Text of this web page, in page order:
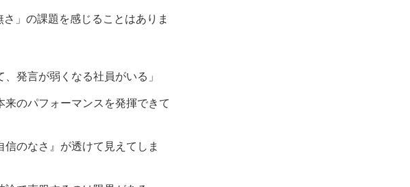
」の課題を感じることはありま
発言が弱くなる社員がいる」
来のパフォーマンスを発揮できて
のなさ』が透けて見えてしま